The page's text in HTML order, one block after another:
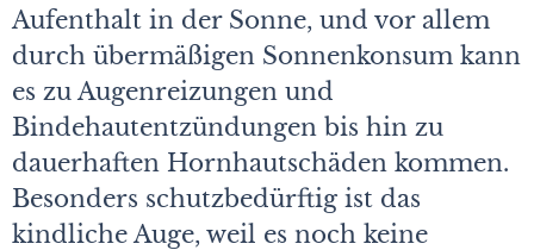
Aufenthalt in der Sonne, und vor allem
durch übermäßigen Sonnenkonsum kann
es zu Augenreizungen und
Bindehautentzündungen bis hin zu
dauerhaften Hornhautschäden kommen.
Besonders schutzbedürftig ist das
kindliche Auge, weil es noch keine